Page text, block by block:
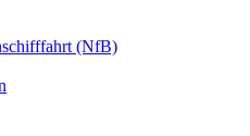
(NfB)